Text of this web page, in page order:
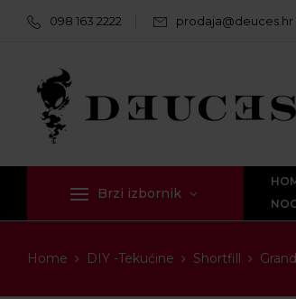
098 163 2222 prodaja@deuces.hr
Brzi izbornik
Home DIY -Tekućine Shortfill